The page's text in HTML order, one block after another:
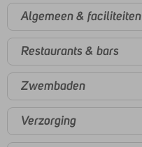
Algemeen & faciliteiten
Restaurants & bars
Zwembaden
Verzorging